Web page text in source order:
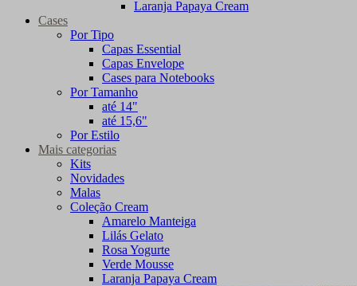
Laranja Papaya Cream
Cases
Por Tipo
Capas Essential
Capas Envelope
Cases para Notebooks
Por Tamanho
até 14"
até 15,6"
Por Estilo
Mais categorias
Kits
Novidades
Malas
Coleção Cream
Amarelo Manteiga
Lilás Gelato
Rosa Yogurte
Verde Mousse
Laranja Papaya Cream